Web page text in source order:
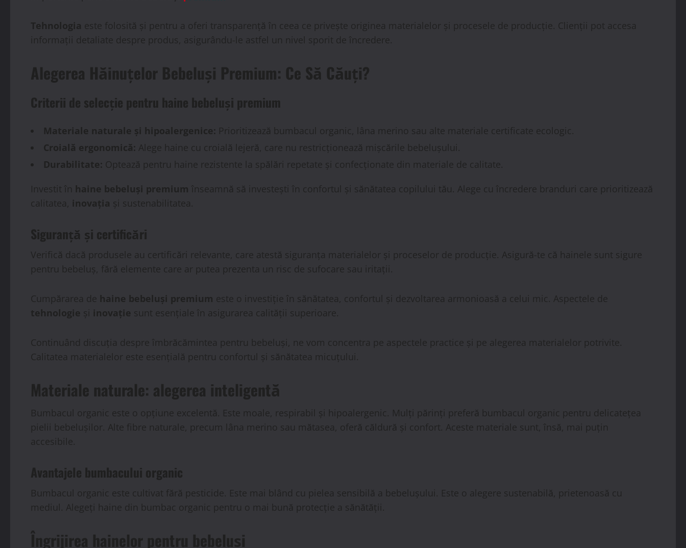
Tehnologia este folosită și pentru a oferi transparență în ceea ce privește originea materialelor și procesele de producție. Clienții pot accesa
informații detaliate despre produs, asigurându-le astfel un nivel sporit de încredere.
Alegerea Hăinuțelor Bebeluși Premium: Ce Să Căuți?
Criterii de selecție pentru haine bebeluși premium
Materiale naturale și hipoalergenice: Prioritizează bumbacul organic, lâna merino sau alte materiale certificate ecologic.
Croială ergonomică: Alege haine cu croială lejeră, care nu restricționează mișcările bebelușului.
Durabilitate: Optează pentru haine rezistente la spălări repetate și confecționate din materiale de calitate.
Investit în haine bebeluși premium înseamnă să investești în confortul și sănătatea copilului tău. Alege cu încredere branduri care prioritizează
calitatea, inovația și sustenabilitatea.
Siguranță și certificări
Verifică dacă produsele au certificări relevante, care atestă siguranța materialelor și proceselor de producție. Asigură-te că hainele sunt sigure
pentru bebeluș, fără elemente care ar putea prezenta un risc de sufocare sau iritații.
Cumpărarea de haine bebeluși premium este o investiție în sănătatea, confortul și dezvoltarea armonioasă a celui mic. Aspectele de
tehnologie și inovație sunt esențiale în asigurarea calității superioare.
Continuând discuția despre îmbrăcămintea pentru bebeluși, ne vom concentra pe aspectele practice și pe alegerea materialelor potrivite.
Calitatea materialelor este esențială pentru confortul și sănătatea micuțului.
Materiale naturale: alegerea inteligentă
Bumbacul organic este o opțiune excelentă. Este moale, respirabil și hipoalergenic. Mulți părinți preferă bumbacul organic pentru delicatețea
pielii bebelușilor. Alte fibre naturale, precum lâna merino sau mătasea, oferă căldură și confort. Aceste materiale sunt, însă, mai puțin
accesibile.
Avantajele bumbacului organic
Bumbacul organic este cultivat fără pesticide. Este mai blând cu pielea sensibilă a bebelușului. Este o alegere sustenabilă, prietenoasă cu
mediul. Alegeți haine din bumbac organic pentru o mai bună protecție a sănătății.
Îngrijirea hainelor pentru bebeluși